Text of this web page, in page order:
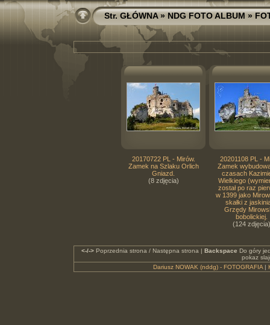
Str. GŁÓWNA»NDG FOTO ALBUM»
20170722 PL - Mirów.
Zamek na Szlaku Orlich
Gniazd.
(8 zdjęcia)
20201108 PL -
Zamek
czasach
Wielkiego
został po raz
w 1399 jako
skałki z
Grzędy
bobolickiej.
(124 zdjęcia)
<-/->Poprzednia strona / Następna strona | Backspace Do góry
pokaz
Dariusz NOWAK (nddg) - FOTOGRAFIA |